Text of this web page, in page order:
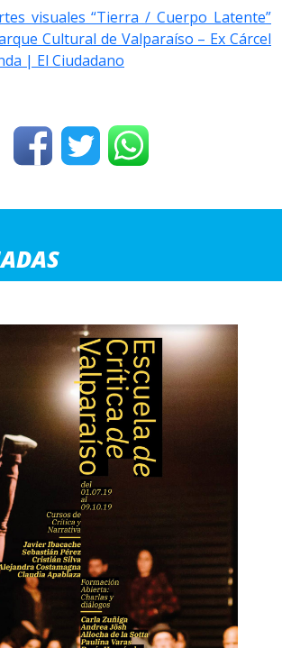
visuales “Tierra / Cuerpo Latente”
Cultural de Valparaíso – Ex Cárcel
| El Ciudadano